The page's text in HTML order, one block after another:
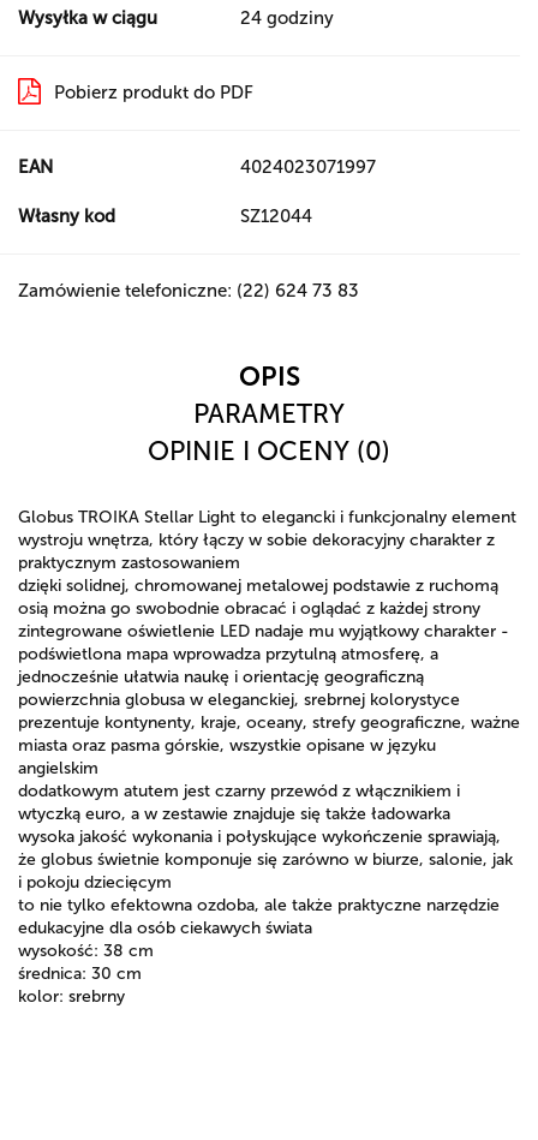
Wysyłka w ciągu 24 godziny
Pobierz produkt do PDF
EAN 4024023071997
Własny kod SZ12044
Zamówienie telefoniczne: (22) 624 73 83
OPIS
PARAMETRY
OPINIE I OCENY (0)
Globus TROIKA Stellar Light to elegancki i funkcjonalny element
wystroju wnętrza, który łączy w sobie dekoracyjny charakter z
praktycznym zastosowaniem
dzięki solidnej, chromowanej metalowej podstawie z ruchomą
osią można go swobodnie obracać i oglądać z każdej strony
zintegrowane oświetlenie LED nadaje mu wyjątkowy charakter -
podświetlona mapa wprowadza przytulną atmosferę, a
jednocześnie ułatwia naukę i orientację geograficzną
powierzchnia globusa w eleganckiej, srebrnej kolorystyce
prezentuje kontynenty, kraje, oceany, strefy geograficzne, ważne
miasta oraz pasma górskie, wszystkie opisane w języku
angielskim
dodatkowym atutem jest czarny przewód z włącznikiem i
wtyczką euro, a w zestawie znajduje się także ładowarka
wysoka jakość wykonania i połyskujące wykończenie sprawiają,
że globus świetnie komponuje się zarówno w biurze, salonie, jak
i pokoju dziecięcym
to nie tylko efektowna ozdoba, ale także praktyczne narzędzie
edukacyjne dla osób ciekawych świata
wysokość: 38 cm
średnica: 30 cm
kolor: srebrny